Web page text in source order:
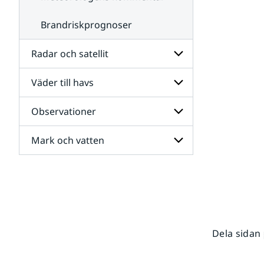
Brandriskprognoser
Radar och satellit
Undersidor
för
Radar
och
satellit
Väder till havs
Undersidor
för
Väder
till
havs
Observationer
Undersidor
för
Mark och vatten
Dela sidan